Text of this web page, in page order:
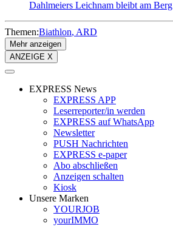
Dahlmeiers Leichnam bleibt am Berg
Themen:Biathlon ARD
Mehr anzeigen
ANZEIGE X
EXPRESS News
EXPRESS APP
Leserreporter/in werden
EXPRESS auf WhatsApp
Newsletter
PUSH Nachrichten
EXPRESS e-paper
Abo abschließen
Anzeigen schalten
Kiosk
Unsere Marken
YOURJOB
yourIMMO